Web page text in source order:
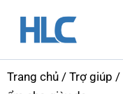
Trang chủ / Trợ giúp /